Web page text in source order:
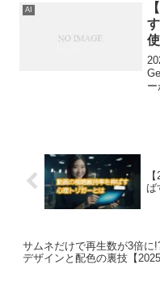
AI
ー
ば
サムネだけで再生数が3倍に
デザインと配色の裏技【2025